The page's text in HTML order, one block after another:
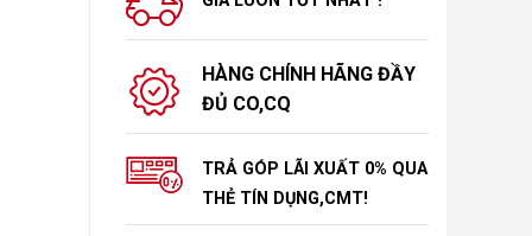
HÀNG CHÍNH HÃNG ĐẦY
ĐỦ CO,CQ
TRẢ GÓP LÃI XUẤT 0% QUA
THẺ TÍN DỤNG,CMT!